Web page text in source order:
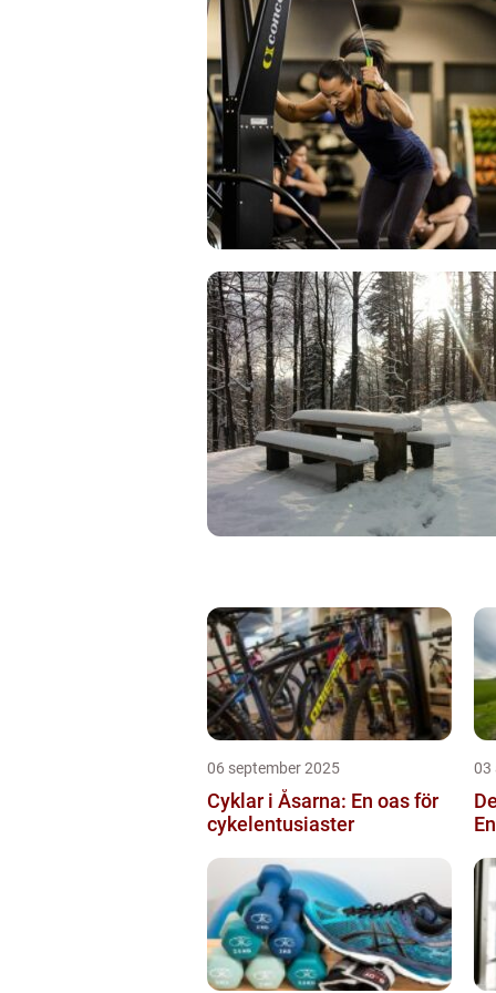
06 september 2025
Cyklar i Åsarna: En oas för
cykelentusiaster
03